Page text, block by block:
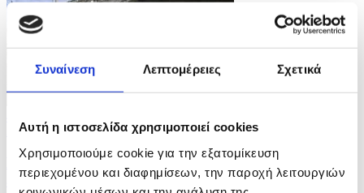
Συναίνεση Λεπτομέρειες Σχετικά
Αυτή η ιστοσελίδα χρησιμοποιεί cookies
Χρησιμοποιούμε cookie για την εξατομίκευση
περιεχομένου και διαφημίσεων, την παροχή λειτουργιών
23/07/2026 17:44
Επεσε η στάθμη του ποταμού Τίβερη εν μέσω
ξηρασίας